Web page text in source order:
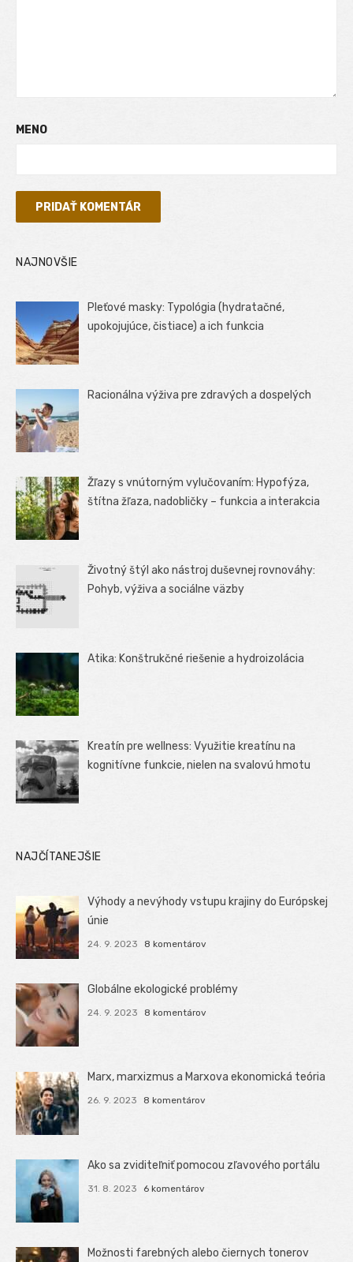
MENO
NAJNOVŠIE
Pleťové masky: Typológia (hydratačné,
upokojujúce, čistiace) a ich funkcia
Racionálna výživa pre zdravých a dospelých
Žľazy s vnútorným vylučovaním: Hypofýza,
štítna žľaza, nadobličky – funkcia a interakcia
Životný štýl ako nástroj duševnej rovnováhy:
Pohyb, výživa a sociálne väzby
Atika: Konštrukčné riešenie a hydroizolácia
Kreatín pre wellness: Využitie kreatínu na
kognitívne funkcie, nielen na svalovú hmotu
NAJČÍTANEJŠIE
Výhody a nevýhody vstupu krajiny do Európskej
únie
24. 9. 2023 8 komentárov
Globálne ekologické problémy
24. 9. 2023 8 komentárov
Marx, marxizmus a Marxova ekonomická teória
26. 9. 2023 8 komentárov
Ako sa zviditeľniť pomocou zľavového portálu
31. 8. 2023 6 komentárov
Možnosti farebných alebo čiernych tonerov